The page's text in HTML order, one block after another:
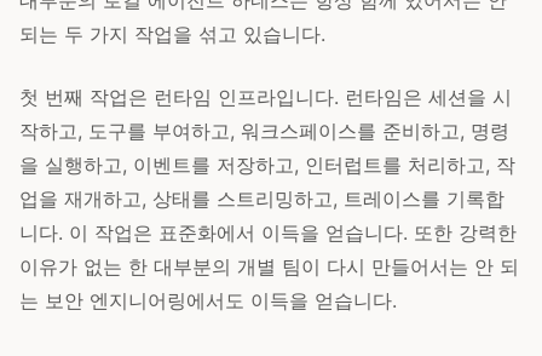
되는 두 가지 작업을 섞고 있습니다.
첫 번째 작업은 런타임 인프라입니다. 런타임은 세션을 시
작하고, 도구를 부여하고, 워크스페이스를 준비하고, 명령
을 실행하고, 이벤트를 저장하고, 인터럽트를 처리하고, 작
업을 재개하고, 상태를 스트리밍하고, 트레이스를 기록합
니다. 이 작업은 표준화에서 이득을 얻습니다. 또한 강력한
이유가 없는 한 대부분의 개별 팀이 다시 만들어서는 안 되
는 보안 엔지니어링에서도 이득을 얻습니다.